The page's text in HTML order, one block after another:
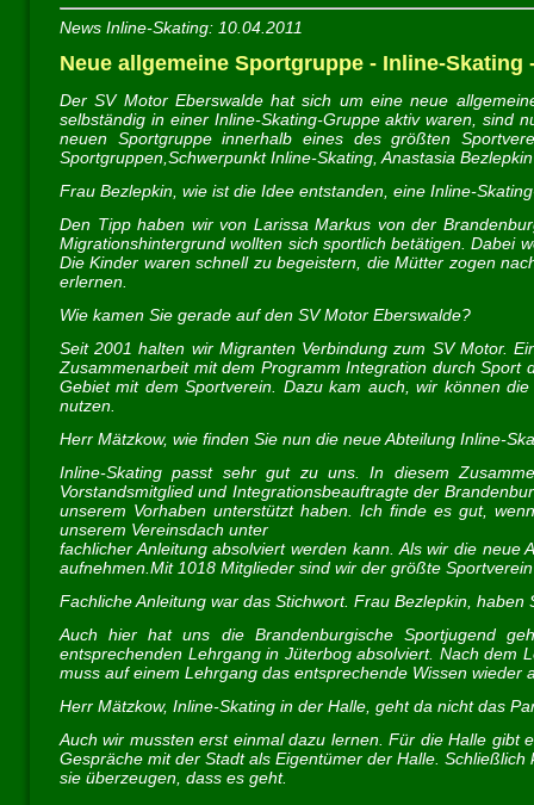
News Inline-Skating: 10.04.2011
Neue allgemeine Sportgruppe - Inline-Skating
Der SV Motor Eberswalde hat sich um eine neue
selbständig in einer Inline-Skating-Gruppe aktiv waren, sind
neuen Sportgruppe innerhalb eines des größten
Sportgruppen,Schwerpunkt Inline-Skating, Anastasia
Frau Bezlepkin, wie ist die Idee entstanden, eine Inline-
Den Tipp haben wir von Larissa Markus von der
Migrationshintergrund wollten sich sportlich betätigen. Dabei
Die Kinder waren schnell zu begeistern, die Mütter zogen
erlernen.
Wie kamen Sie gerade auf den SV Motor Eberswalde?
Seit 2001 halten wir Migranten Verbindung zum SV Motor.
Zusammenarbeit mit dem Programm Integration durch
Gebiet mit dem Sportverein. Dazu kam auch, wir können
nutzen.
Herr Mätzkow, wie finden Sie nun die neue Abteilung Inline-
Inline-Skating passt sehr gut zu uns. In diesem
Vorstandsmitglied und Integrationsbeauftragte der
unserem Vorhaben unterstützt haben. Ich finde es gut,
unserem Vereinsdach unter
fachlicher Anleitung absolviert werden kann. Als wir die
aufnehmen.Mit 1018 Mitglieder sind wir der größte
Fachliche Anleitung war das Stichwort. Frau Bezlepkin,
Auch hier hat uns die Brandenburgische Sportjugend
entsprechenden Lehrgang in Jüterbog absolviert. Nach dem
muss auf einem Lehrgang das entsprechende Wissen wieder
Herr Mätzkow, Inline-Skating in der Halle, geht da nicht das
Auch wir mussten erst einmal dazu lernen. Für die Halle gibt
Gespräche mit der Stadt als Eigentümer der Halle. Schließlich
sie überzeugen, dass es geht.